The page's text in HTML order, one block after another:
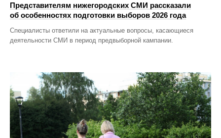
Представителям нижегородских СМИ рассказали
об особенностях подготовки выборов 2026 года
Специалисты ответили на актуальные вопросы, касающиеся
деятельности СМИ в период предвыборной кампании.